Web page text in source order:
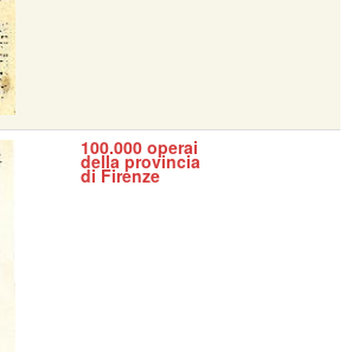
100.000 operai
della provincia
di Firenze